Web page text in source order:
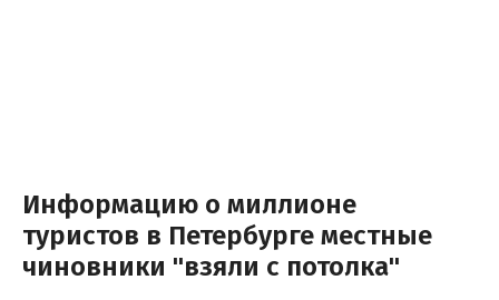
Информацию о миллионе
туристов в Петербурге местные
чиновники "взяли с потолка"